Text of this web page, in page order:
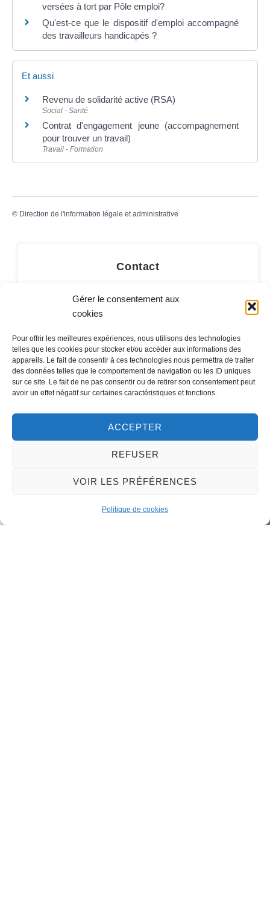
Gérer le consentement aux
cookies
Pour offrir les meilleures expériences, nous utilisons des technologies
telles que les cookies pour stocker et/ou accéder aux informations des
appareils. Le fait de consentir à ces technologies nous permettra de traiter
des données telles que le comportement de navigation ou les ID uniques
sur ce site. Le fait de ne pas consentir ou de retirer son consentement peut
avoir un effet négatif sur certaines caractéristiques et fonctions.
ACCEPTER
REFUSER
VOIR LES PRÉFÉRENCES
Politique de cookies
Contact
LA MAIRIE
32 rue du Général-de-Gaulle
Email :mairie@meung-sur-loire.com
Tel:
+33 (0)2 38 46 94 94
Nous contacter
versées à tort par Pôle emploi?
Qu'est-ce que le dispositif d'emploi accompagné
des travailleurs handicapés ?
Et aussi
Revenu de solidarité active (RSA)
Social - Santé
Contrat d'engagement jeune (accompagnement
pour trouver un travail)
Travail - Formation
© Direction de l'information légale et administrative